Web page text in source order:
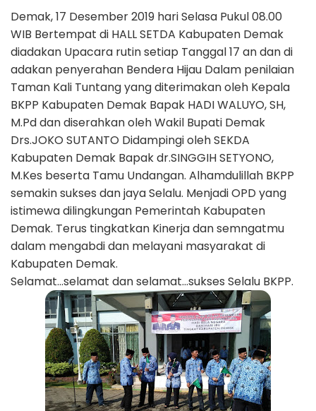
Demak, 17 Desember 2019 hari Selasa Pukul 08.00
WIB Bertempat di HALL SETDA Kabupaten Demak
diadakan Upacara rutin setiap Tanggal 17 an dan di
adakan penyerahan Bendera Hijau Dalam penilaian
Taman Kali Tuntang yang diterimakan oleh Kepala
BKPP Kabupaten Demak Bapak HADI WALUYO, SH,
M.Pd dan diserahkan oleh Wakil Bupati Demak
Drs.JOKO SUTANTO Didampingi oleh SEKDA
Kabupaten Demak Bapak dr.SINGGIH SETYONO,
M.Kes beserta Tamu Undangan. Alhamdulillah BKPP
semakin sukses dan jaya Selalu. Menjadi OPD yang
istimewa dilingkungan Pemerintah Kabupaten
Demak. Terus tingkatkan Kinerja dan semngatmu
dalam mengabdi dan melayani masyarakat di
Kabupaten Demak.
Selamat...selamat dan selamat...sukses Selalu BKPP.